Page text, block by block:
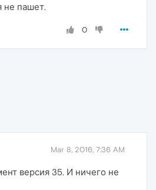
не пашет.
0
Mar 8, 2016, 7:36 AM
версия 35. И ничего не